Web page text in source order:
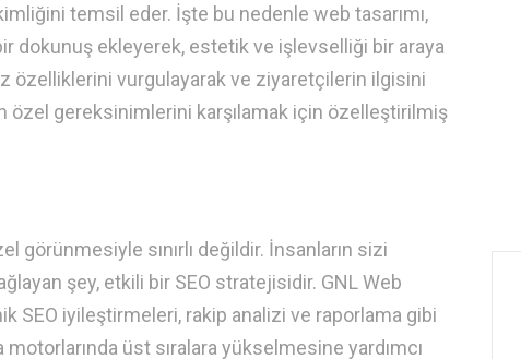
temsil eder. İşte bu nedenle web tasarımı,
dokunuş ekleyerek, estetik ve işlevselliği bir araya
özelliklerini vurgulayarak ve ziyaretçilerin ilgisini
gereksinimlerini karşılamak için özelleştirilmiş
görünmesiyle sınırlı değildir. İnsanların sizi
şey, etkili bir SEO stratejisidir. GNL Web
SEO iyileştirmeleri, rakip analizi ve raporlama gibi
üst sıralara yükselmesine yardımcı